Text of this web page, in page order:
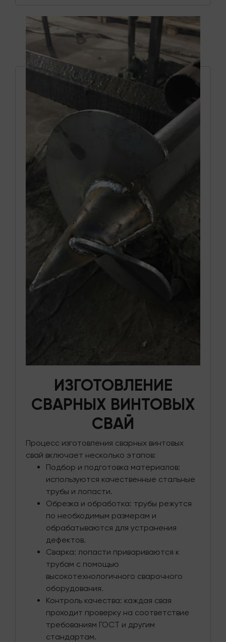
ИЗГОТОВЛЕНИЕ
СВАРНЫХ ВИНТОВЫХ
СВАЙ
Процесс изготовления сварных винтовых
свай включает несколько этапов:
Подбор и подготовка материалов:
используются качественные стальные
трубы и лопасти.
Обрезка и обработка: трубы режутся
по необходимым размерам и
обрабатываются для устранения
дефектов.
Сварка: лопасти привариваются к
трубам с помощью
высокотехнологичного сварочного
оборудования.
Контроль качества: каждая свая
проходит проверку на соответствие
требованиям ГОСТ и другим
стандартам.